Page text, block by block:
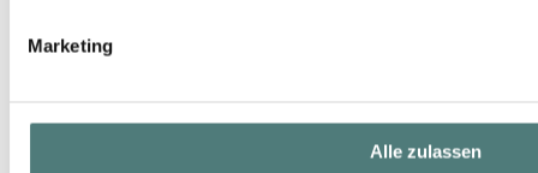
Marketing
Alle zulassen